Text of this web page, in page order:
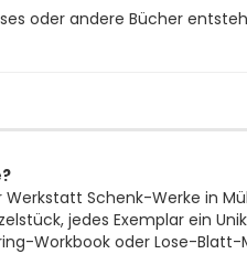
oder andere Bücher
Werkstatt Schenk-Werke in
jedes Exemplar ein
Workbook oder Lose-Blatt-